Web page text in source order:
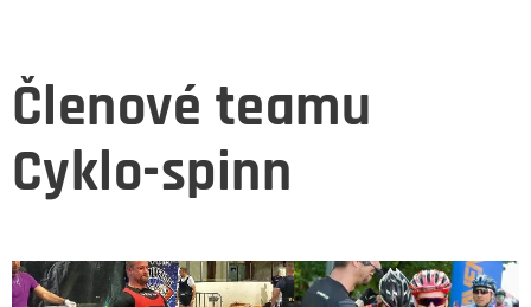
Členové teamu
Cyklo-spinn